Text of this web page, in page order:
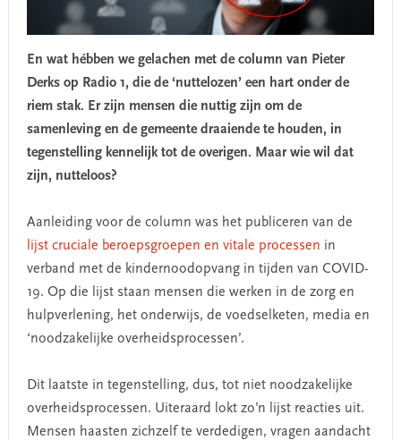
En wat hébben we gelachen met de column van Pieter
Derks op Radio 1, die de ‘nuttelozen’ een hart onder de
riem stak. Er zijn mensen die nuttig zijn om de
samenleving en de gemeente draaiende te houden, in
tegenstelling kennelijk tot de overigen. Maar wie wil dat
zijn, nutteloos?
Aanleiding voor de column was het publiceren van de
lijst cruciale beroepsgroepen en vitale processen in
verband met de kindernoodopvang in tijden van COVID-
19. Op die lijst staan mensen die werken in de zorg en
hulpverlening, het onderwijs, de voedselketen, media en
‘noodzakelijke overheidsprocessen’.
Dit laatste in tegenstelling, dus, tot niet noodzakelijke
overheidsprocessen. Uiteraard lokt zo’n lijst reacties uit.
Mensen haasten zichzelf te verdedigen, vragen aandacht